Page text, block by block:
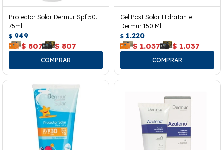
Protector Solar Dermur Spf 50.
75ml.
$ 949
$ 807 $ 807
Gel Post Solar Hidratante
Dermur 150 Ml.
$ 1.220
$ 1.037 $ 1.037